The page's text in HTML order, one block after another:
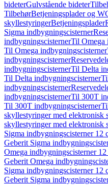
bideterGulvstående bideter
TilbehørBetjeningsplader og
skyllestyringerBetjeningsplader
Sigma indbygningscisterner
indbygningscisternerTil Omega
Til Omega indbygningscisterner
indbygningscisterner
indbygningscisternerTil Delta
Til Delta indbygningscisterner
indbygningscisterner
indbygningscisternerTil 300T
Til 300T indbygningscisterner
skyllestyringer med elektronisk
skyllestyringer med elektronisk
Sigma indbygningscisterner 12
Geberit Sigma
Omega indbygningscisterner
Geberit Omega
Sigma indbygningscisterner 12
Geberit Sigma